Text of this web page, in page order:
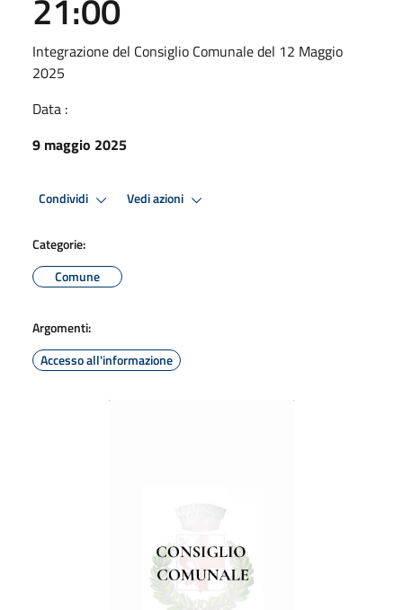
Integrazione del Consiglio Comunale del 12 Maggio
2025
Data :
9 maggio 2025
Condividi Vedi azioni
Categorie:
Comune
Argomenti:
Accesso all'informazione